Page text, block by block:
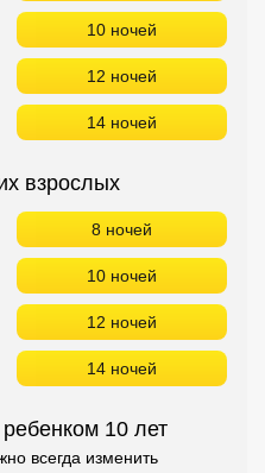
10 ночей
12 ночей
14 ночей
взрослых
8 ночей
10 ночей
12 ночей
14 ночей
10 лет
всегда изменить